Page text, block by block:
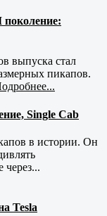
поколение:
выпуска стал
пикапов.
Single Cab
в истории. Он
Tesla